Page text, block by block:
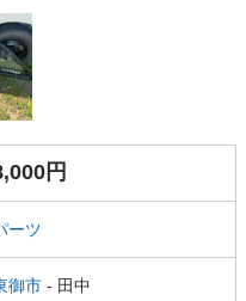
円
ーツ
御市 - 田中